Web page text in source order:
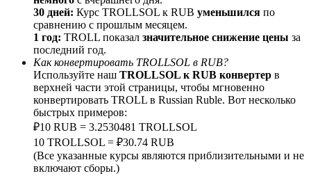
Deposit CASHCAT & Win
Share 500000 CASHCAT prize pool
Exclusive for BitMart Users
30 дней: Курс TROLLSOL к RUB уменьшился по
сравнению с прошлым месяцем.
1 год: TROLL показал значительное снижение цены за
последний год.
Как конвертировать TROLLSOL в RUB?
Используйте наш TROLLSOL к RUB конвертер в
верхней части этой страницы, чтобы мгновенно
конвертировать TROLL в Russian Ruble. Вот несколько
быстрых примеров:
₽10 RUB = 3.2530481 TROLLSOL
10 TROLLSOL = ₽30.74 RUB
(Все указанные курсы являются приблизительными и не
включают сборы.)